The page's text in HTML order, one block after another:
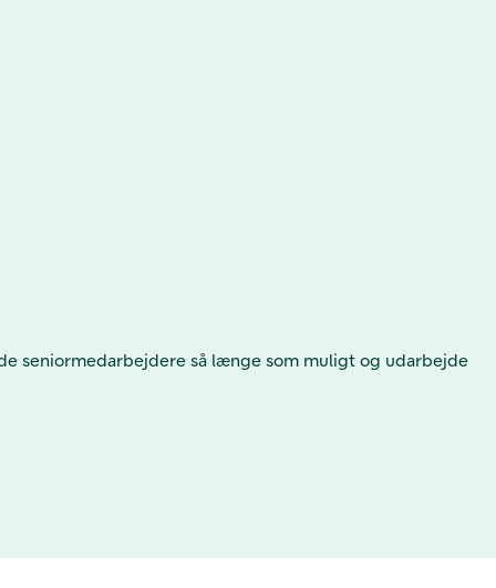
seniormedarbejdere så længe som muligt og udarbejde